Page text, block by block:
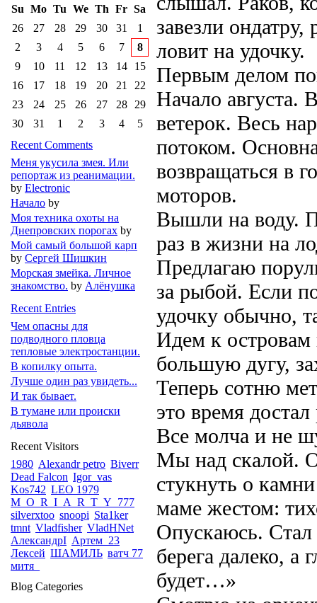
завезли
ловит на удочку.
Первым делом
Начало августа.
ветерок. Весь
потоком.
возвращаться в
моторов.
Вышли на воду.
раз в жизни на
Предлагаю
за рыбой. Если
удочку обычно,
Идем к
большую дугу,
Теперь сотню
это время
Все молча и не
Мы над скалой.
стукнуть о
маме жестом:
Опускаюсь.
берега далеко,
будет…»
Su Mo Tu We Th Fr Sa
26
27 28 29 30 31
1
2
3 4 5 6 7
8
9
10 11 12 13 14
15
16
17 18 19 20 21
22
23
24 25 26 27 28
29
30
31 1 2 3 4
5
Recent Comments
Меня укусила змея. Или
репортаж из реанимации.
by Electronic
Начало by
Моя техника охоты на
Днепровских порогах by
Мой самый большой карп
by Сергей Шишкин
Морская змейка. Личное
знакомство. by Алёнушка
Recent Entries
Чем опасны для
подводного пловца
тепловые электростанции.
В копилку опыта.
Лучше один раз увидеть...
И так бывает.
В тумане или происки
дьявола
Recent Visitors
1980 Alexandr petro Biverr
Dead Falcon Igor_vas
Kos742 LEO 1979
M_O_R_I_A_R_T_Y_777
silverxtoo snoopi Sta1ker
tmnt Vladfisher VladHNet
АлександрI Артем_23
Лексей ШАМИЛЬ ватч 77
митя_
Blog Categories